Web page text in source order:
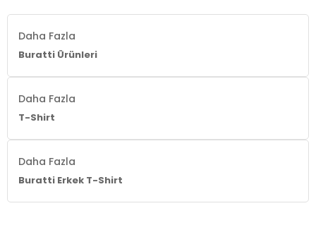
Menşei:Türkiye
Daha Fazla
Buratti Ürünleri
Daha Fazla
T-Shirt
Daha Fazla
Buratti Erkek T-Shirt